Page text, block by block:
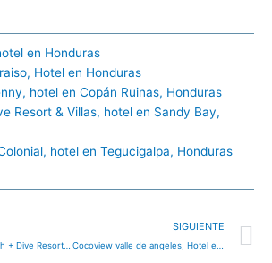
en Honduras
Hotel en Honduras
hotel en Copán Ruinas, Honduras
Resort & Villas, hotel en Sandy Bay,
hotel en Tegucigalpa, Honduras
SIGUIENTE